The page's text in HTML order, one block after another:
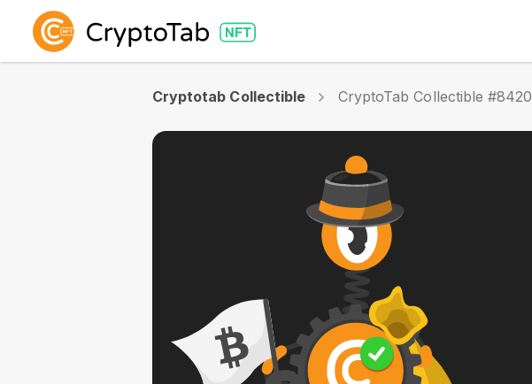
Cryptotab Collectible CryptoTab Collectible #8420